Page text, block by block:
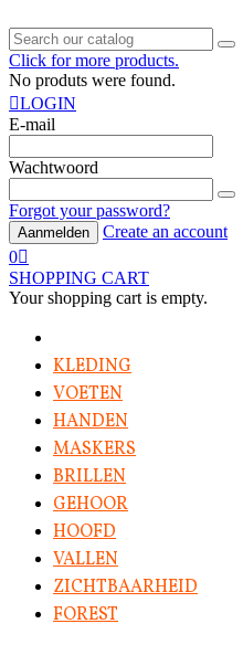
Click for more products.
No produts were found.
LOGIN
E-mail
Wachtwoord
Forgot your password?
Aanmelden
Create an account
0
SHOPPING CART
Your shopping cart is empty.
KLEDING
VOETEN
HANDEN
MASKERS
BRILLEN
GEHOOR
HOOFD
VALLEN
ZICHTBAARHEID
FOREST